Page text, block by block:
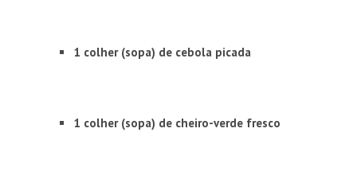
1 colher (sopa) de cebola picada
1 colher (sopa) de cheiro-verde fresco